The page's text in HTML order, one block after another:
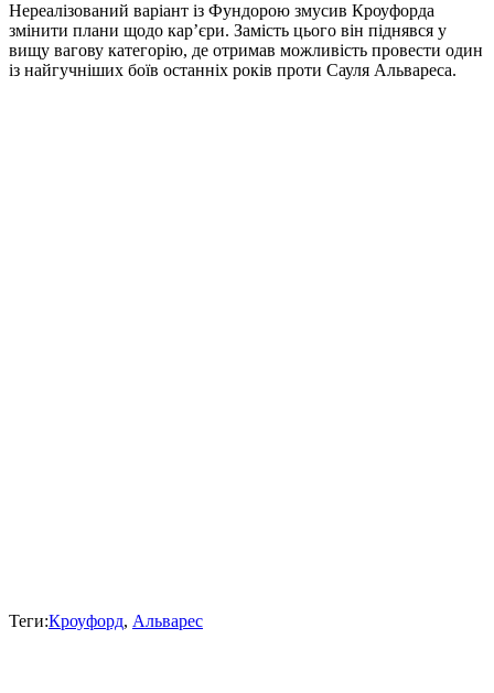
Нереалізований варіант із Фундорою змусив Кроуфорда
змінити плани щодо кар’єри. Замість цього він піднявся у
вищу вагову категорію, де отримав можливість провести один
із найгучніших боїв останніх років проти Сауля Альвареса.
Теги:Кроуфорд, Альварес